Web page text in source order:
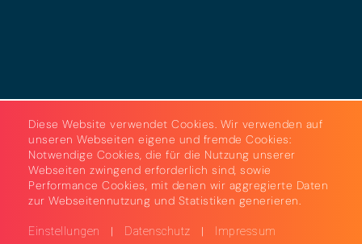
Diese Website verwendet Cookies. Wir verwenden auf
unseren Webseiten eigene und fremde Cookies:
Notwendige Cookies, die für die Nutzung unserer
Webseiten zwingend erforderlich sind, sowie
Performance Cookies, mit denen wir aggregierte Daten
zur Webseitennutzung und Statistiken generieren.
Einstellungen | Datenschutz | Impressum